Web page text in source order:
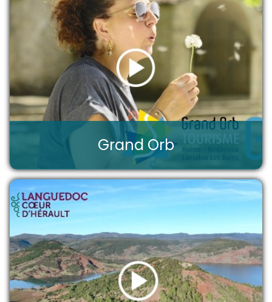
Grand Orb